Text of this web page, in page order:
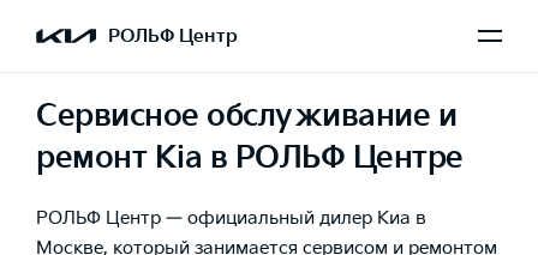
РОЛЬФ Центр
Сервисное обслуживание и
ремонт Kia в РОЛЬФ Центре
РОЛЬФ Центр — официальный дилер Киа в
Москве, который занимается сервисом и ремонтом